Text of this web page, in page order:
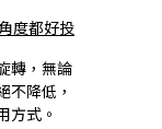
度都好投
轉，無論
不降低，
方式。